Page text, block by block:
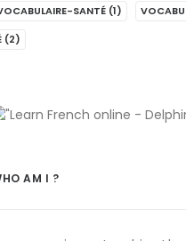
SANTÉ (1)
(2)
AM I ?